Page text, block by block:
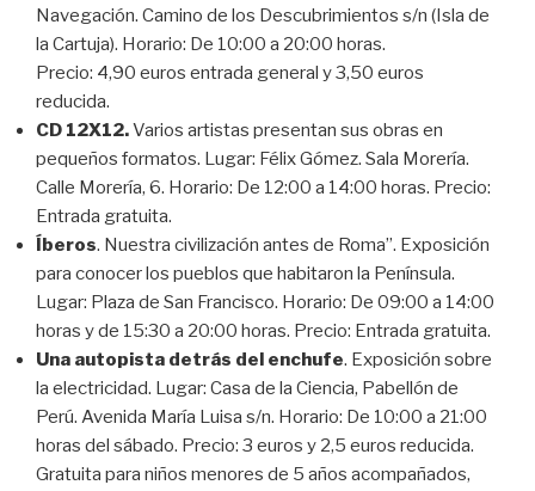
Navegación. Camino de los Descubrimientos s/n (Isla de
la Cartuja). Horario: De 10:00 a 20:00 horas.
Precio: 4,90 euros entrada general y 3,50 euros
reducida.
CD 12X12.Varios artistas presentan sus obras en
pequeños formatos. Lugar: Félix Gómez. Sala Morería.
Calle Morería, 6. Horario: De 12:00 a 14:00 horas. Precio:
Entrada gratuita.
Íberos. Nuestra civilización antes de Roma”. Exposición
para conocer los pueblos que habitaron la Península.
Lugar: Plaza de San Francisco. Horario: De 09:00 a 14:00
horas y de 15:30 a 20:00 horas. Precio: Entrada gratuita.
Una autopista detrás del enchufe. Exposición sobre
la electricidad. Lugar: Casa de la Ciencia, Pabellón de
Perú. Avenida María Luisa s/n. Horario: De 10:00 a 21:00
horas del sábado. Precio: 3 euros y 2,5 euros reducida.
Gratuita para niños menores de 5 años acompañados,